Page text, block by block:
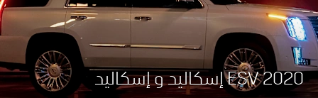
2020 ESV إسكاليد و إسكاليد